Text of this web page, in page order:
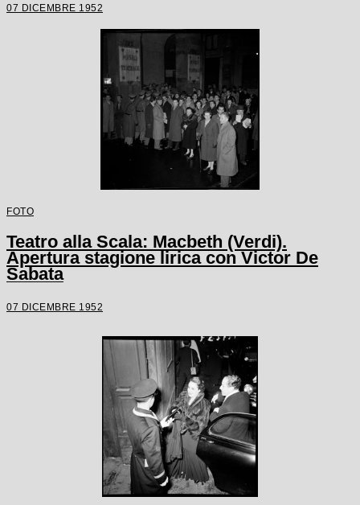
07 DICEMBRE 1952
FOTO
Teatro alla Scala: Macbeth (Verdi).
Apertura stagione lirica con Victor De
Sabata
07 DICEMBRE 1952